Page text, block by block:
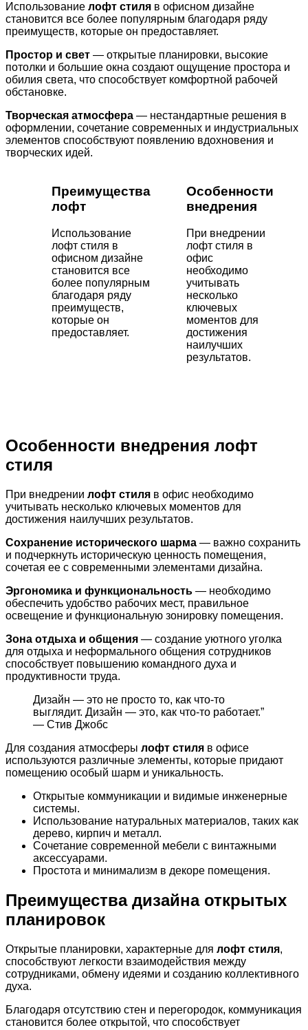
Использование лофт стиля в офисном дизайне
становится все более популярным благодаря ряду
преимуществ, которые он предоставляет.
Простор и свет — открытые планировки, высокие
потолки и большие окна создают ощущение простора и
обилия света, что способствует комфортной рабочей
обстановке.
Творческая атмосфера — нестандартные решения в
оформлении, сочетание современных и индустриальных
элементов способствуют появлению вдохновения и
творческих идей.
Преимущества
лофт
Использование
лофт стиля в
офисном дизайне
становится все
более популярным
благодаря ряду
преимуществ,
которые он
предоставляет.
Особенности
внедрения
При внедрении
лофт стиля в
офис
необходимо
учитывать
несколько
ключевых
моментов для
достижения
наилучших
результатов.
Особенности внедрения лофт
стиля
При внедрении лофт стиля в офис необходимо
учитывать несколько ключевых моментов для
достижения наилучших результатов.
Сохранение исторического шарма — важно сохранить
и подчеркнуть историческую ценность помещения,
сочетая ее с современными элементами дизайна.
Эргономика и функциональность — необходимо
обеспечить удобство рабочих мест, правильное
освещение и функциональную зонировку помещения.
Зона отдыха и общения — создание уютного уголка
для отдыха и неформального общения сотрудников
способствует повышению командного духа и
продуктивности труда.
Дизайн — это не просто то, как что-то
выглядит. Дизайн — это, как что-то работает.”
— Стив Джобс
Для создания атмосферы лофт стиля в офисе
используются различные элементы, которые придают
помещению особый шарм и уникальность.
Открытые коммуникации и видимые инженерные
системы.
Использование натуральных материалов, таких как
дерево, кирпич и металл.
Сочетание современной мебели с винтажными
аксессуарами.
Простота и минимализм в декоре помещения.
Преимущества дизайна открытых
планировок
Открытые планировки, характерные для лофт стиля,
способствуют легкости взаимодействия между
сотрудниками, обмену идеями и созданию коллективного
духа.
Благодаря отсутствию стен и перегородок, коммуникация
становится более открытой, что способствует